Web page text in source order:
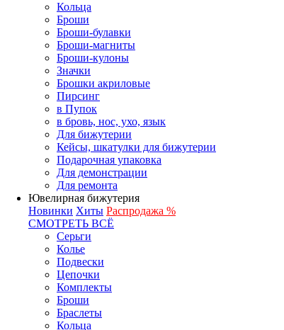
Кольца
Броши
Броши-булавки
Броши-магниты
Броши-кулоны
Значки
Брошки акриловые
Пирсинг
в Пупок
в бровь, нос, ухо, язык
Для бижутерии
Кейсы, шкатулки для бижутерии
Подарочная упаковка
Для демонстрации
Для ремонта
Ювелирная бижутерия
Новинки Хиты Распродажа %
СМОТРЕТЬ ВСЁ
Серьги
Колье
Подвески
Цепочки
Комплекты
Броши
Браслеты
Кольца